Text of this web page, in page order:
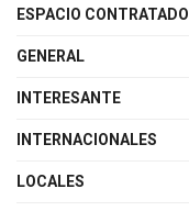
ESPACIO CONTRATADO
GENERAL
INTERESANTE
INTERNACIONALES
LOCALES